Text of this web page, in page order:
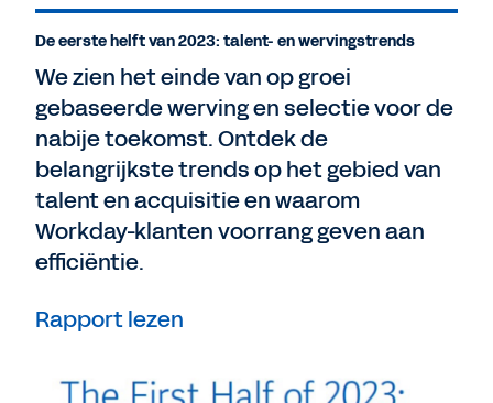
De eerste helft van 2023: talent- en wervingstrends
We zien het einde van op groei
gebaseerde werving en selectie voor de
nabije toekomst. Ontdek de
belangrijkste trends op het gebied van
talent en acquisitie en waarom
Workday-klanten voorrang geven aan
efficiëntie.
Rapport lezen